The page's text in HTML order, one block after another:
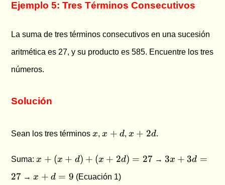
Ejemplo 5: Tres Términos Consecutivos
La suma de tres términos consecutivos en una sucesión
aritmética es 27, y su producto es 585. Encuentre los tres
números.
Solución
Sean los tres términosx
x,x+d
x + d, x+2d
x + 2d.
Suma:x +
(x+d)
+
x + (x + d) + (x + 2d) = 27→ 3x
3x + 3d =
27 →x
x + d = 9 (Ecuación 1)